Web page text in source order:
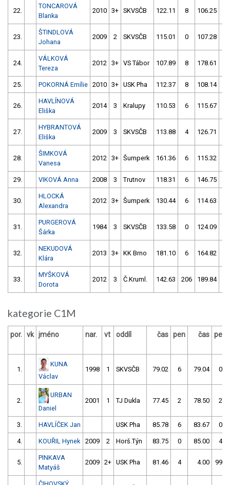
22.
TONCAROVÁ
Blanka
2010 3+ SKVSČB 122.11 8 106.25
23.
ŠTINDLOVÁ
Johana
2009 2 SKVSČB 115.01 0 107.28
24.
VÁLKOVÁ
Tereza
2012 3+ VS Tábor 107.89 8 178.61
25. POKORNÁ Emílie 2010 3+ USK Pha 112.37 8 108.14
26.
HAVLÍNOVÁ
Eliška
2014 3 Kralupy 110.53 6 115.67
27.
HYBRANTOVÁ
Eliška
2009 3 SKVSČB 113.88 4 126.71
28.
ŠIMKOVÁ
Vanesa
2012 3+ Šumperk 161.36 6 115.32
29. VIKOVÁ Anna 2008 3 Trutnov 118.31 6 146.75
30.
HLOCKÁ
Alexandra
2012 3+ Šumperk 130.44 6 114.63
31.
PURGEROVÁ
Šárka
1984 3 SKVSČB 133.58 0 124.09
32.
NEKUDOVÁ
Klára
2013 3+ KK Brno 181.10 6 164.82
33.
MYŠKOVÁ
Dorota
2012 3 Č.Kruml. 142.63 206 189.84
kategorie C1M
por. vk jméno nar. vt oddíl čas pen čas pen
1.
KUNA
Václav
1998 1 SKVSČB 79.02 6 79.04 0
2.
URBAN
Daniel
2001 1 TJ Dukla 77.45 2 78.50 2
3. HAVLÍČEK Jan USK Pha 85.78 6 83.67 0
4. KOUŘIL Hynek 2009 2 Horš.Týn 83.75 0 85.00 4
5.
PINKAVA
Matyáš
2009 2+ USK Pha 81.46 4 4.00 999